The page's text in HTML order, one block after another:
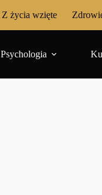
Z życia wzięte
Psychologia